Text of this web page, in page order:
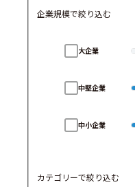
企業規模で絞り込む
大企業
中堅企業
中小企業
カテゴリーで絞り込む